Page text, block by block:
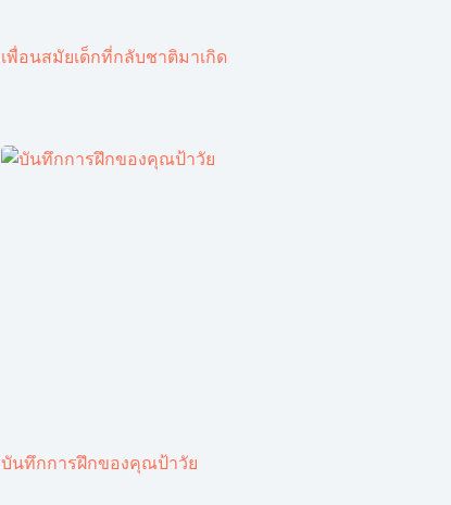
เพื่อนสมัยเด็กที่กลับชาติมาเกิด
บันทึกการฝึกของคุณป้าวัย